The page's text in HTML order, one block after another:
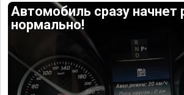
Автомобиль сразу начнет
нормально!